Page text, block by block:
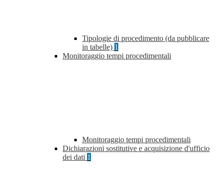
Tipologie di procedimento (da pubblicare
in tabelle) 1
Monitoraggio tempi procedimentali
Monitoraggio tempi procedimentali
Dichiarazioni sostitutive e acquisizione d'ufficio
dei dati 1